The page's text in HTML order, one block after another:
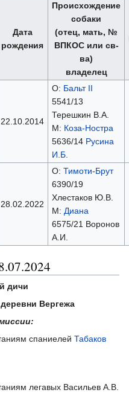
Дата
рождения
Происхождение
собаки
(отец, мать, №
ВПКОС или св-
ва)
владелец
22.10.2014
О: Бальт II
5541/13
Терешкин В.А.
М: Коза-Ностра
5636/14 Русина
И.Б.
28.02.2022
О: Тимоти-Брут
6390/19
Хлестаков Ю.В.
М: Диана
6575/21 Воронов
А.И.
дичи
Вергежа
спаниелейТабаков
легавых Васильев А.В.